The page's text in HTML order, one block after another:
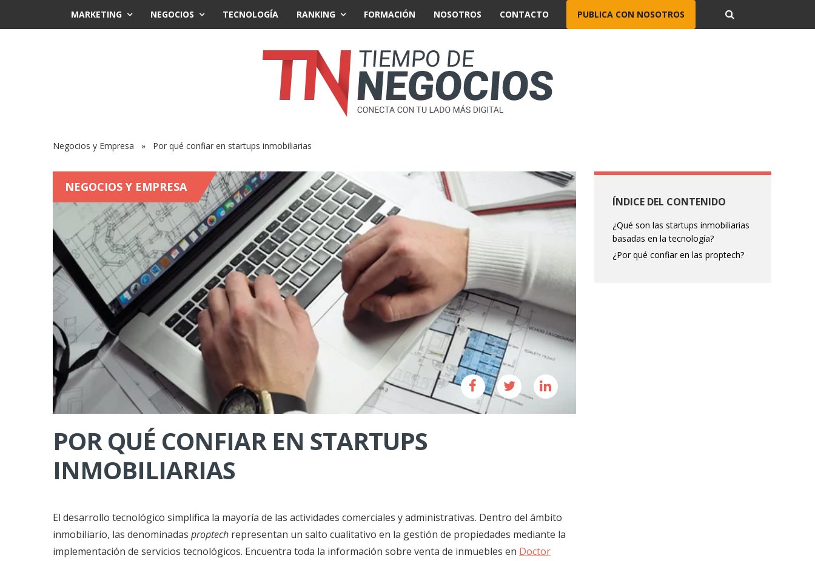
MARKETING NEGOCIOS TECNOLOGÍA RANKING FORMACIÓN NOSOTROS CONTACTO PUBLICA CON NOSOTROS
Negocios y Empresa » Por qué confiar en startups inmobiliarias
NEGOCIOS Y EMPRESA
POR QUÉ CONFIAR EN STARTUPS
INMOBILIARIAS
El desarrollo tecnológico simplifica la mayoría de las actividades comerciales y administrativas. Dentro del ámbito
inmobiliario, las denominadas proptech representan un salto cualitativo en la gestión de propiedades mediante la
implementación de servicios tecnológicos. Encuentra toda la información sobre venta de inmuebles en Doctor
ÍNDICE DEL CONTENIDO
¿Qué son las startups inmobiliarias
basadas en la tecnología?
¿Por qué confiar en las proptech?